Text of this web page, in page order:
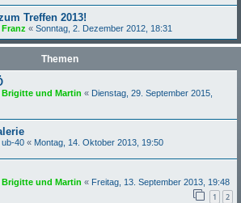
Treffen 2013!
Franz « Sonntag, 2. Dezember 2012, 18:31
Themen
Brigitte und Martin « Dienstag, 29. September 2015,
ub-40 « Montag, 14. Oktober 2013, 19:50
Brigitte und Martin « Freitag, 13. September 2013, 19:48
1 2